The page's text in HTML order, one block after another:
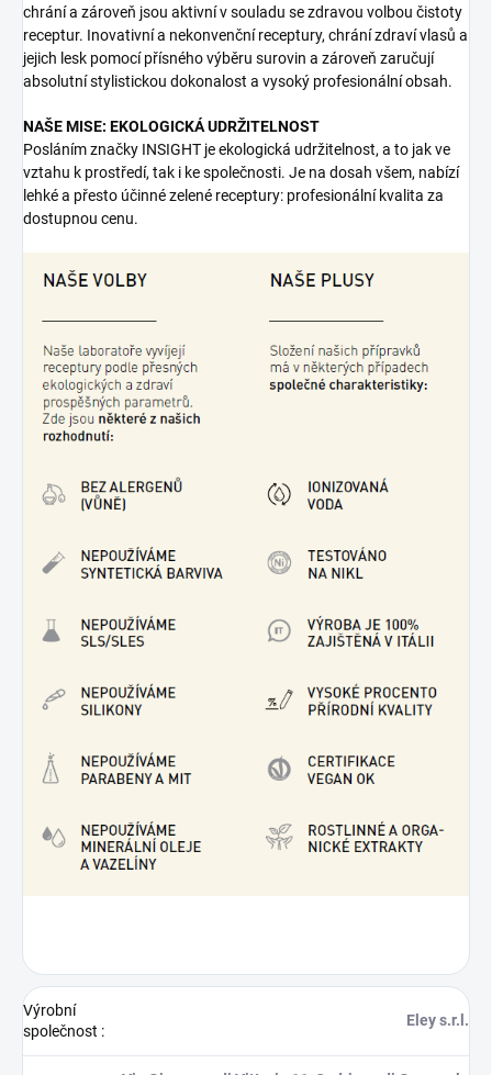
chrání a zároveň jsou aktivní v souladu se zdravou volbou čistoty
receptur. Inovativní a nekonvenční receptury, chrání zdraví vlasů a
jejich lesk pomocí přísného výběru surovin a zároveň zaručují
absolutní stylistickou dokonalost a vysoký profesionální obsah.
NAŠE MISE: EKOLOGICKÁ UDRŽITELNOST
Posláním značky INSIGHT je ekologická udržitelnost, a to jak ve
vztahu k prostředí, tak i ke společnosti. Je na dosah všem, nabízí
lehké a přesto účinné zelené receptury: profesionální kvalita za
dostupnou cenu.
Výrobní
společnost :
Eley s.r.l.